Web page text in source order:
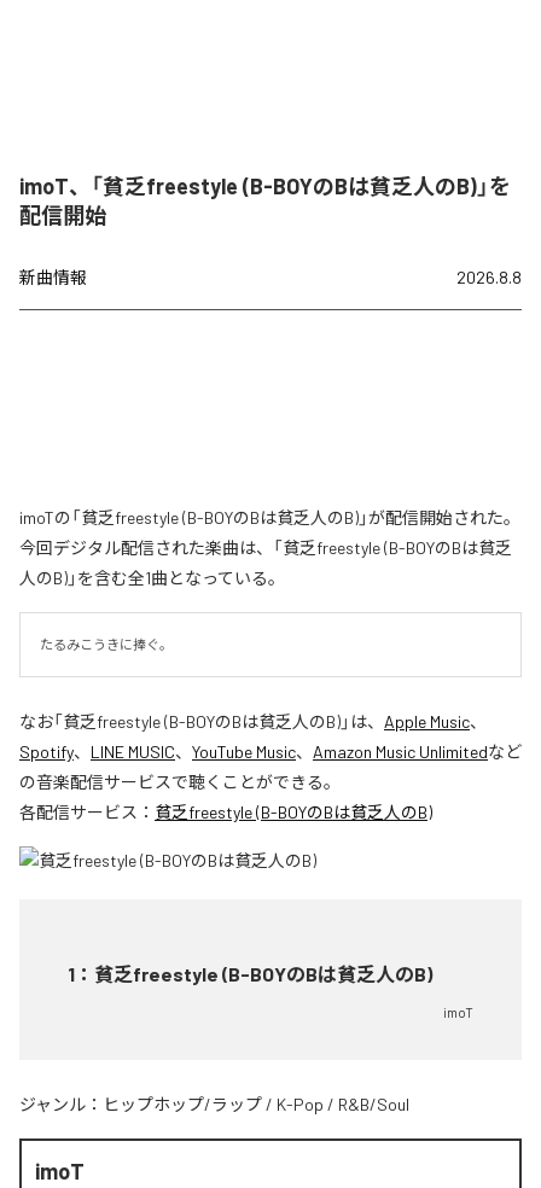
imoT、「貧乏freestyle (B-BOYのBは貧乏人のB)」を
配信開始
新曲情報 2026.8.8
imoTの「貧乏freestyle (B-BOYのBは貧乏人のB)」が配信開始された。
今回デジタル配信された楽曲は、「貧乏freestyle (B-BOYのBは貧乏
人のB)」を含む全1曲となっている。
たるみこうきに捧ぐ。
なお「貧乏freestyle (B-BOYのBは貧乏人のB)」は、 Apple Music、
Spotify、 LINE MUSIC、 YouTube Music、 Amazon Music Unlimitedなど
の音楽配信サービスで聴くことができる。
各配信サービス： 貧乏freestyle (B-BOYのBは貧乏人のB)
1 ： 貧乏freestyle (B-BOYのBは貧乏人のB)
imoT
ジャンル： ヒップホップ/ラップ / K-Pop / R&B/Soul
imoT